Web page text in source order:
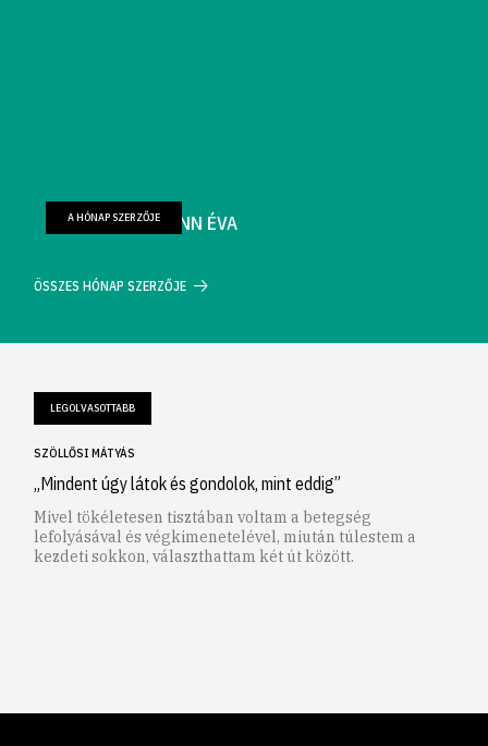
FARKAS WELLMANN ÉVA
A HÓNAP SZERZŐJE
ÖSSZES HÓNAP SZERZŐJE
LEGOLVASOTTABB
SZÖLLŐSI MÁTYÁS
„Mindent úgy látok és gondolok, mint eddig”
Mivel tökéletesen tisztában voltam a betegség
lefolyásával és végkimenetelével, miután túlestem a
kezdeti sokkon, választhattam két út között.